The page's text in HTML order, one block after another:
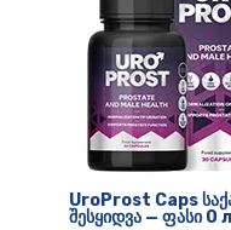
UroProst Caps
შესყიდვა — ფასი 0